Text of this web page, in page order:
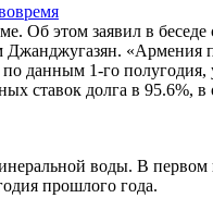
Об этом заявил в
«Армения
данным 1-го полугодия,
ставок долга в 95.6%,
воды. В первом
прошлого года.